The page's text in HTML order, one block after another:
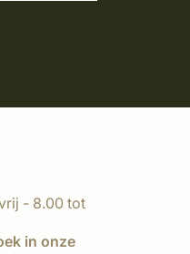
- 8.00 tot
in onze